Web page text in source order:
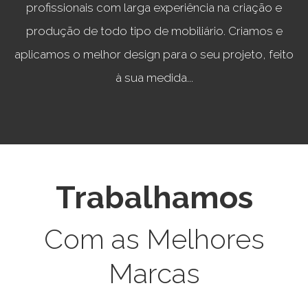
profissionais com larga experiência na criação e
produção de todo tipo de mobiliário. Criamos e
aplicamos o melhor design para o seu projeto, feito
à sua medida...
Trabalhamos
Com as Melhores
Marcas